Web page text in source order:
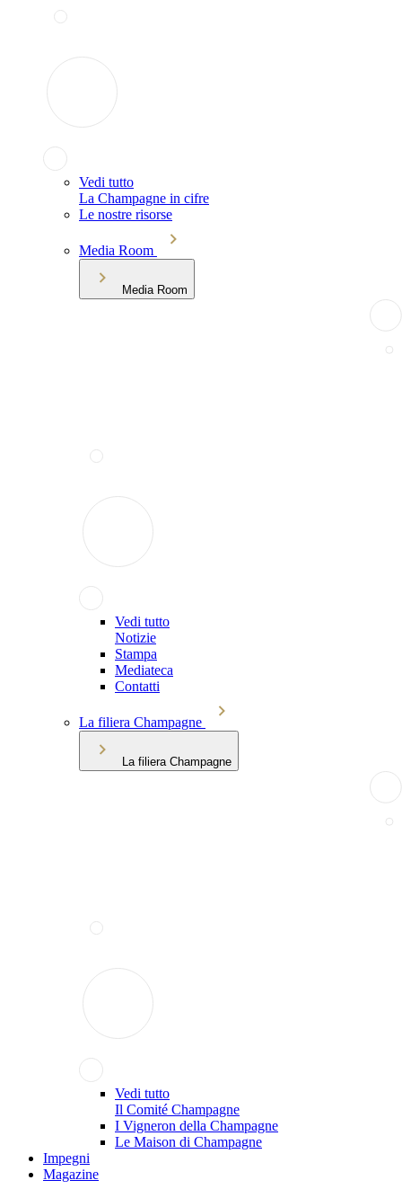
Vedi tutto
La Champagne in cifre
Le nostre risorse
Media Room
Media Room
Vedi tutto
Notizie
Stampa
Mediateca
Contatti
La filiera Champagne
La filiera Champagne
Vedi tutto
Il Comité Champagne
I Vigneron della Champagne
Le Maison di Champagne
Impegni
Magazine